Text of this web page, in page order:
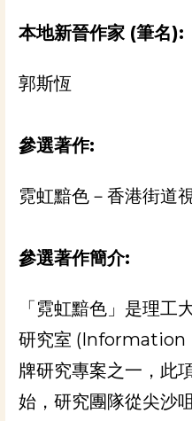
本地新晉作家 (筆名):
郭斯恆
參選著作:
霓虹黯色－香港街道
參選著作簡介:
「霓虹黯色」是理工
研究室 (Information
牌研究專案之一，此
始，研究團隊從尖沙